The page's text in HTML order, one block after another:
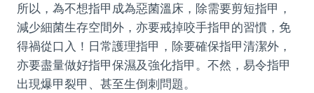
所以，為不想指甲成為惡菌溫床，除需要剪短指甲，
減少細菌生存空間外，亦要戒掉咬手指甲的習慣，免
得禍從口入！日常護理指甲，除要確保指甲清潔外，
亦要盡量做好指甲保濕及強化指甲。不然，易令指甲
出現爆甲裂甲、甚至生倒刺問題。